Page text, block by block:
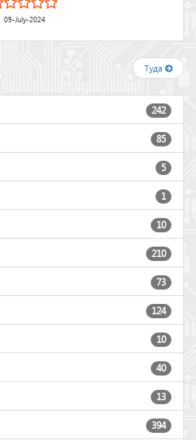
09-July-2024
Туда
242
85
5
1
10
210
73
124
10
40
13
394